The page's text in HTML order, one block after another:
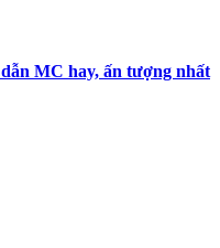
MC hay, ấn tượng nhất